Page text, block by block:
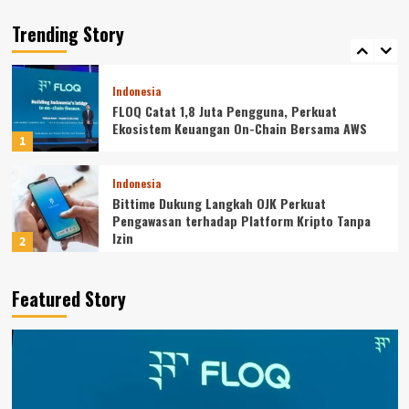
Trending Story
5
WAJIB DICEK SEBELUM MENYERAHKAN ASET
1
Indonesia
FLOQ Catat 1,8 Juta Pengguna, Perkuat
Ekosistem Keuangan On-Chain Bersama AWS
2
Indonesia
Bittime Dukung Langkah OJK Perkuat
Pengawasan terhadap Platform Kripto Tanpa
Izin
Bukan Content Creator, Ini Profesi Sampingan
yang Diam-diam Digemari Gen Z
Indonesia
Featured Story